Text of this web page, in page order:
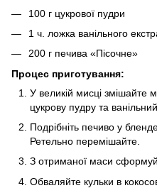
100 г цукрової пудри
1 ч. ложка ванільного
200 г печива «Пісочне»
Процес приготування:
У великій мисці змішайте
цукрову пудру та
Подрібніть печиво у
Ретельно перемішайте.
З отриманої маси
Обваляйте кульки в